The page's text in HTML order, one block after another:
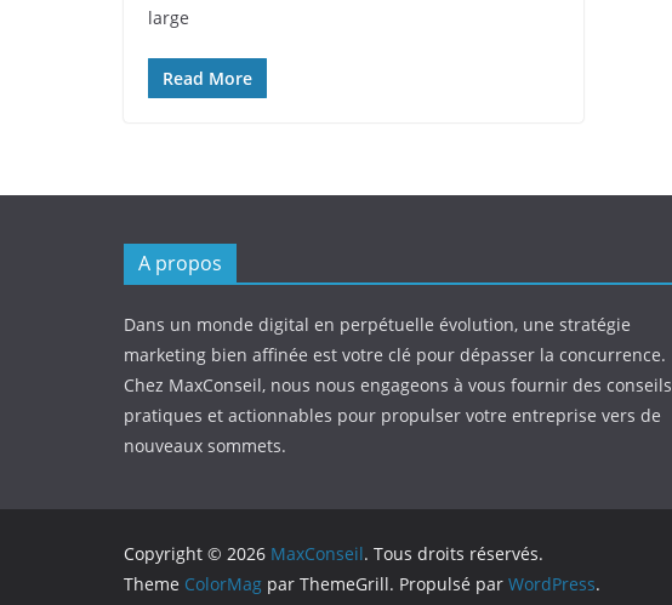
large
Read More
A propos
Dans un monde digital en perpétuelle évolution, une stratégie
marketing bien affinée est votre clé pour dépasser la concurrence.
Chez MaxConseil, nous nous engageons à vous fournir des conseils
pratiques et actionnables pour propulser votre entreprise vers de
nouveaux sommets.
Copyright © 2026 MaxConseil. Tous droits réservés.
Theme ColorMag par ThemeGrill. Propulsé par WordPress.